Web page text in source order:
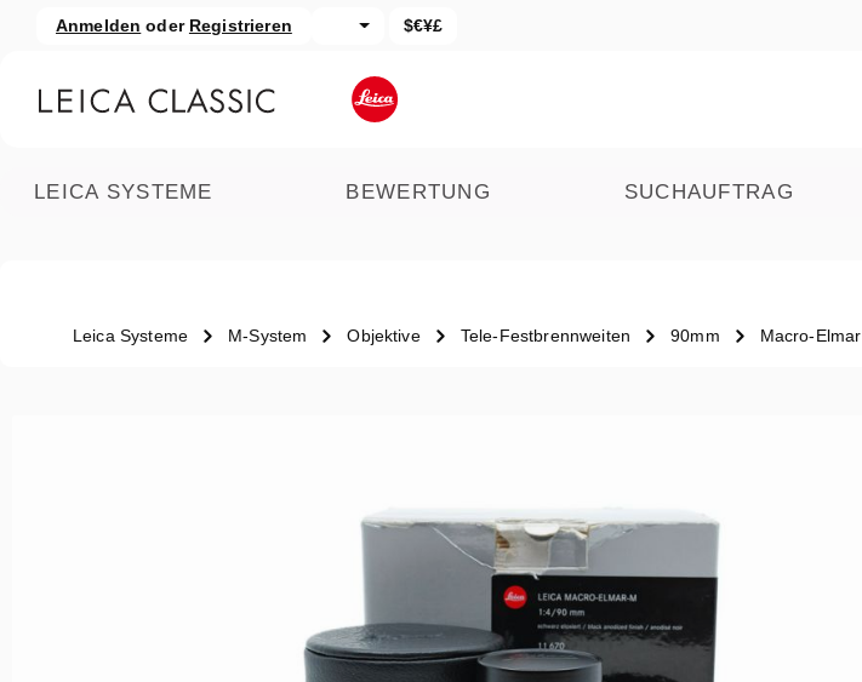
Hauptinhalt springen
Zur Suche springen
Anmelden oder Registrieren $€¥£
LEICA SYSTEME BEWERTUNG SUCHAUFTRAG
Leica Systeme M-System Objektive Tele-Festbrennweiten 90mm Macro-Elmar